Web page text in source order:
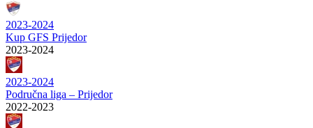
2023-2024
Kup GFS Prijedor
2023-2024
2023-2024
Područna liga – Prijedor
2022-2023